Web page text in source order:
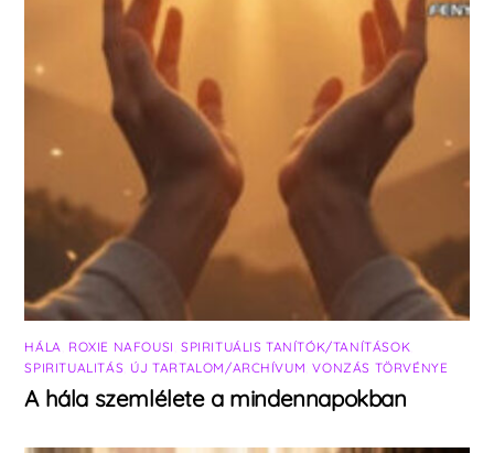
HÁLA ROXIE NAFOUSI SPIRITUÁLIS TANÍTÓK/TANÍTÁSOK
SPIRITUALITÁS ÚJ TARTALOM/ARCHÍVUM ,VONZÁS TÖRVÉNYE
A hála szemlélete a mindennapokban